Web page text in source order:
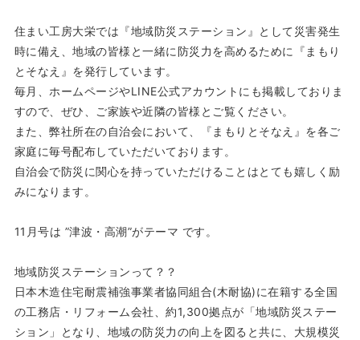
住まい工房大栄では『地域防災ステーション』として災害発生
時に備え、地域の皆様と一緒に防災力を高めるために『まもり
とそなえ』を発行しています。
毎月、ホームページやLINE公式アカウントにも掲載しておりま
すので、ぜひ、ご家族や近隣の皆様とご覧ください。
また、弊社所在の自治会において、『まもりとそなえ』を各ご
家庭に毎号配布していただいております。
自治会で防災に関心を持っていただけることはとても嬉しく励
みになります。
11月号は ”津波・高潮”がテーマ です。
地域防災ステーションって？？
日本木造住宅耐震補強事業者協同組合(木耐協)に在籍する全国
の工務店・リフォーム会社、約1,300拠点が「地域防災ステー
ション」となり、地域の防災力の向上を図ると共に、大規模災